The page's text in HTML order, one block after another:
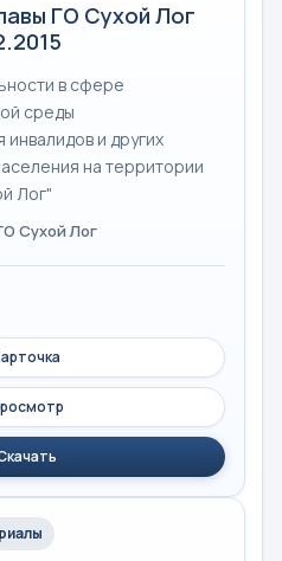
ГО Сухой Лог
в сфере
среды
и других
на территории
Лог"
Сухой Лог